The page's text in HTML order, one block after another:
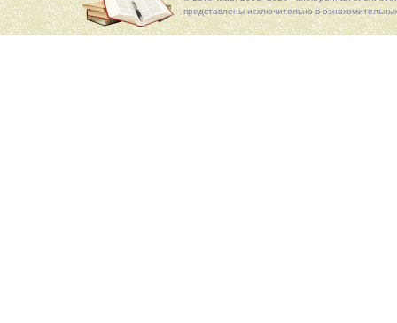
представлены исключительно в